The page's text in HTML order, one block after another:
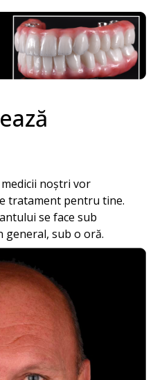
noștri vor
tratament pentru tine.
se face sub
general, sub o oră.